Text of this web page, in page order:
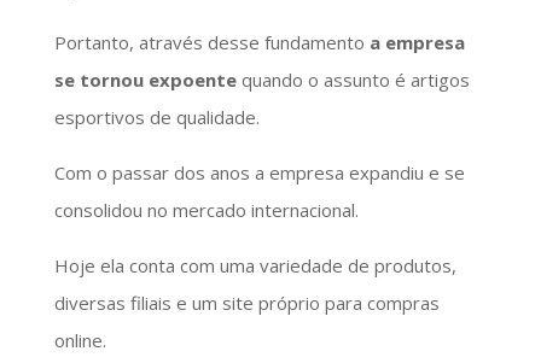
Portanto, através desse fundamento a empresa
se tornou expoentequando o assunto é artigos
esportivos de qualidade.
Com o passar dos anos a empresa expandiu e se
consolidou no mercado internacional.
Hoje ela conta com uma variedade de produtos,
diversas filiais e um site próprio para compras
online.